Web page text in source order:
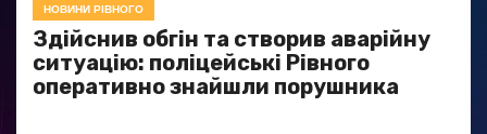
НОВИНИ РІВНОГО
Здійснив обгін та створив аварійну
ситуацію: поліцейські Рівного
оперативно знайшли порушника